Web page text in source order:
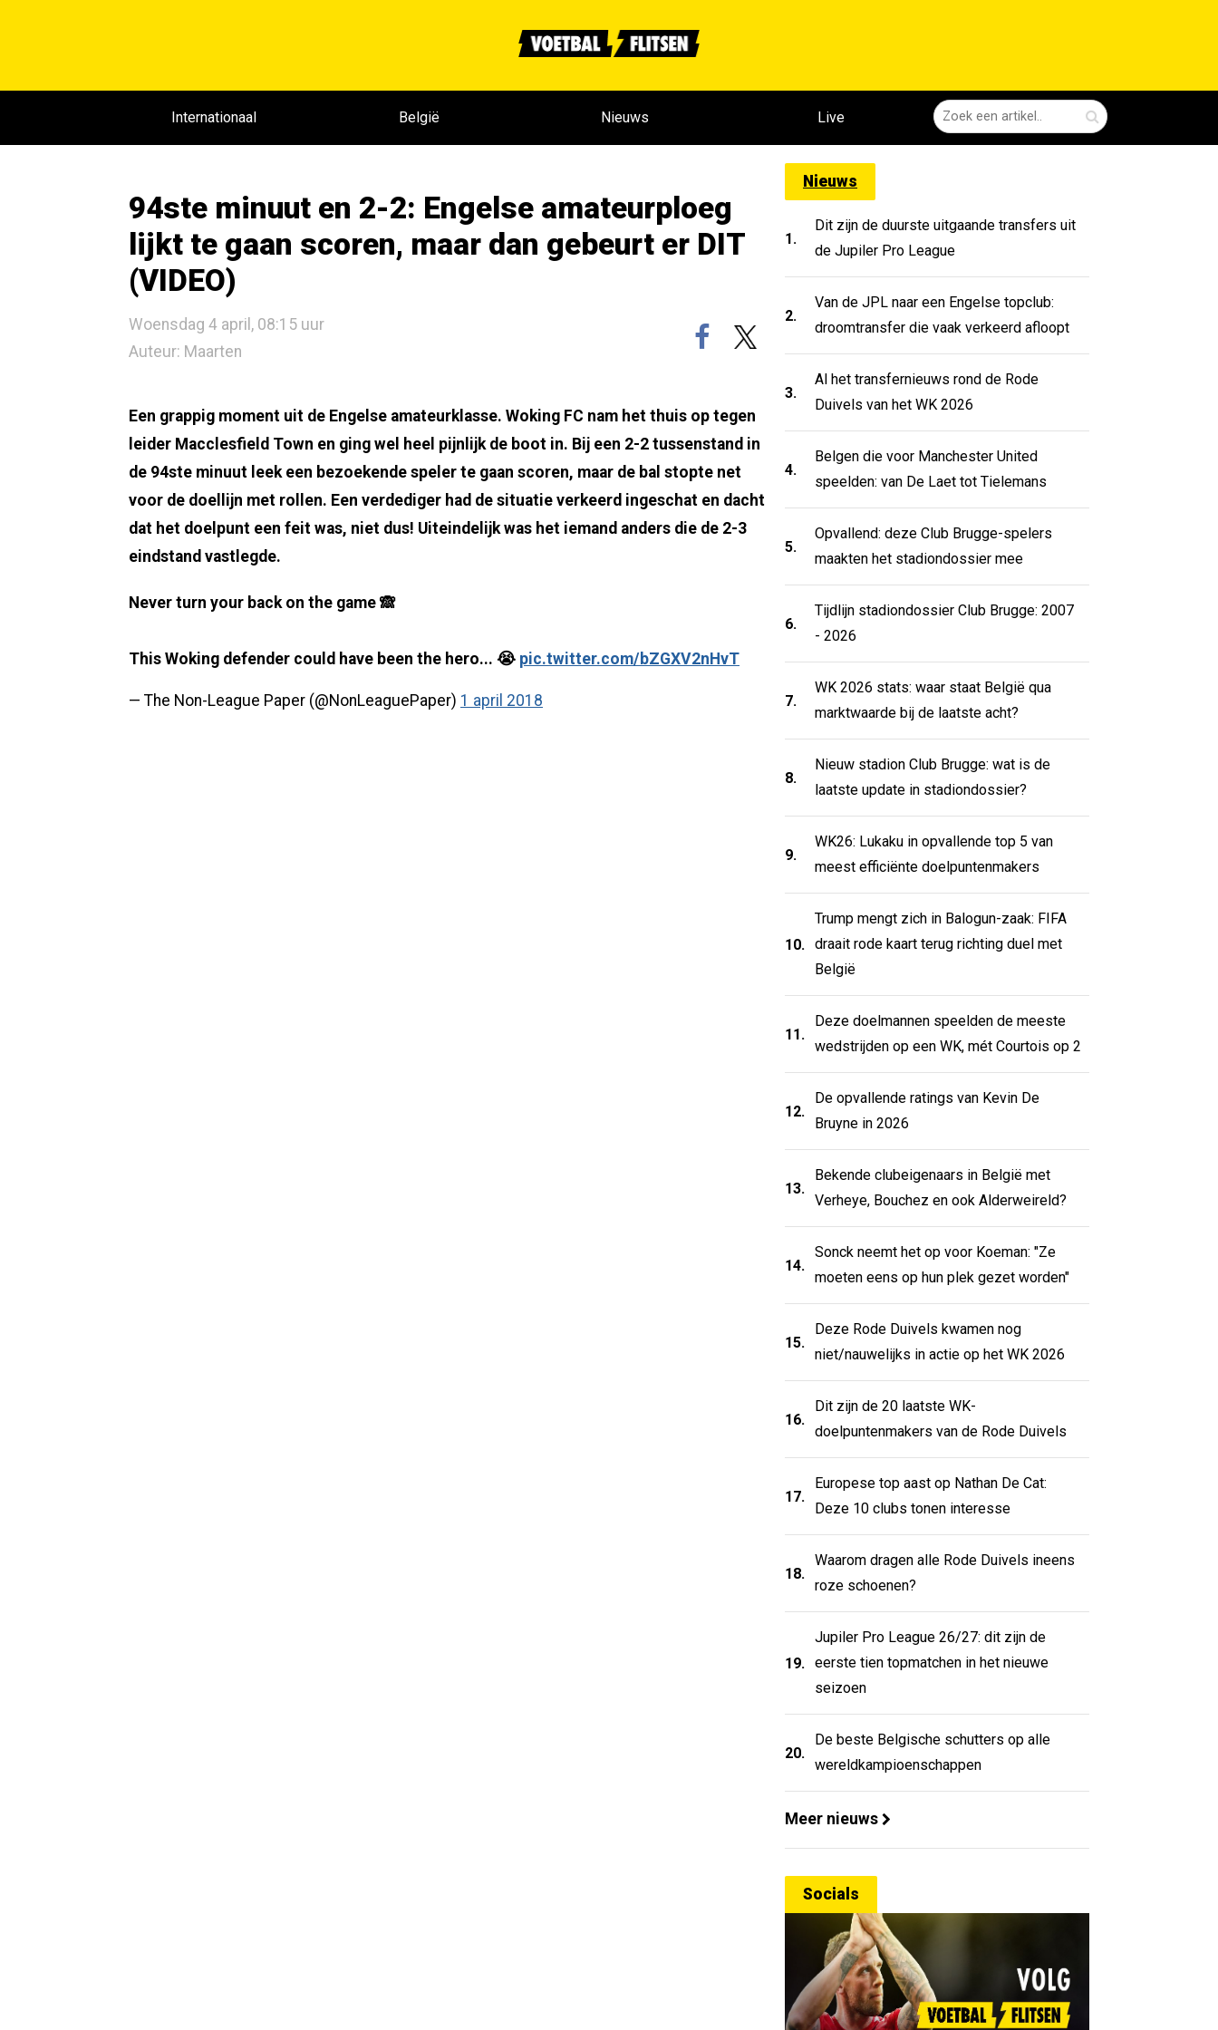
Internationaal België Nieuws Live
94ste minuut en 2-2: Engelse amateurploeg
lijkt te gaan scoren, maar dan gebeurt er DIT
(VIDEO)
Woensdag 4 april, 08:15 uur
Auteur: Maarten
Een grappig moment uit de Engelse amateurklasse. Woking FC nam het thuis op tegen
leider Macclesfield Town en ging wel heel pijnlijk de boot in. Bij een 2-2 tussenstand in
de 94ste minuut leek een bezoekende speler te gaan scoren, maar de bal stopte net
voor de doellijn met rollen. Een verdediger had de situatie verkeerd ingeschat en dacht
dat het doelpunt een feit was, niet dus! Uiteindelijk was het iemand anders die de 2-3
eindstand vastlegde.
Never turn your back on the game 🙈
This Woking defender could have been the hero... 😭 pic.twitter.com/bZGXV2nHvT
— The Non-League Paper (@NonLeaguePaper) 1 april 2018
Nieuws
1.
Dit zijn de duurste uitgaande transfers uit
de Jupiler Pro League
2.
Van de JPL naar een Engelse topclub:
droomtransfer die vaak verkeerd afloopt
3.
Al het transfernieuws rond de Rode
Duivels van het WK 2026
4.
Belgen die voor Manchester United
speelden: van De Laet tot Tielemans
5.
Opvallend: deze Club Brugge-spelers
maakten het stadiondossier mee
6.
Tijdlijn stadiondossier Club Brugge: 2007
- 2026
7.
WK 2026 stats: waar staat België qua
marktwaarde bij de laatste acht?
8.
Nieuw stadion Club Brugge: wat is de
laatste update in stadiondossier?
9.
WK26: Lukaku in opvallende top 5 van
meest efficiënte doelpuntenmakers
10.
Trump mengt zich in Balogun-zaak: FIFA
draait rode kaart terug richting duel met
België
11.
Deze doelmannen speelden de meeste
wedstrijden op een WK, mét Courtois op 2
12.
De opvallende ratings van Kevin De
Bruyne in 2026
13.
Bekende clubeigenaars in België met
Verheye, Bouchez en ook Alderweireld?
14.
Sonck neemt het op voor Koeman: "Ze
moeten eens op hun plek gezet worden"
15.
Deze Rode Duivels kwamen nog
niet/nauwelijks in actie op het WK 2026
16.
Dit zijn de 20 laatste WK-
doelpuntenmakers van de Rode Duivels
17.
Europese top aast op Nathan De Cat:
Deze 10 clubs tonen interesse
18.
Waarom dragen alle Rode Duivels ineens
roze schoenen?
19.
Jupiler Pro League 26/27: dit zijn de
eerste tien topmatchen in het nieuwe
seizoen
20.
De beste Belgische schutters op alle
wereldkampioenschappen
Meer nieuws
Socials